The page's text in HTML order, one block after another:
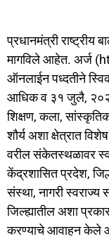
प्रधानमंत्री राष्ट्रीय
मागविले आहेत. अर्ज
ऑनलाईन पध्दतीने
आधिक व ३१ जुलै, २०२४
शिक्षण, कला,
शौर्य अशा क्षेत्रात
वरील संकेतस्थळावर
केंद्रशासित प्रदेश,
संस्था, नागरी
जिल्ह्यातील अशा
करण्याचे आवाहन केले